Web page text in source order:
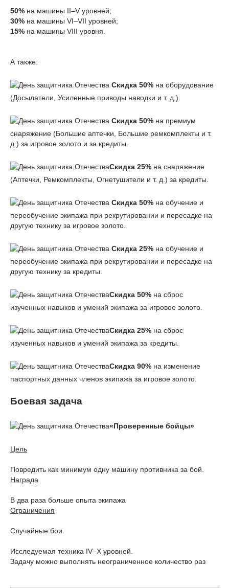
50% на машины II–V уровней;
30% на машины VI–VII уровней;
15% на машины VIII уровня.
А также:
Скидка 50% на оборудование
(Досылатели, Усиленные приводы наводки и т. д.).
Скидка 50% на премиум
снаряжение (Большие аптечки, Большие ремкомплекты и т.
д.) за игровое золото и за кредиты.
Скидка 25% на снаряжение
(Аптечки, Ремкомплекты, Огнетушители и т. д.) за кредиты.
Скидка 50% на обучение и
переобучение экипажа при рекрутировании и пересадке на
другую технику за игровое золото.
Скидка 25% на обучение и
переобучение экипажа при рекрутировании и пересадке на
другую технику за кредиты.
Скидка 50% на сброс
изученных навыков и умений экипажа за игровое золото.
Скидка 25% на сброс
изученных навыков и умений экипажа за кредиты.
Скидка 90% на изменение
паспортных данных членов экипажа за игровое золото.
Боевая задача
«Проверенные бойцы»
Цель
Повредить как минимум одну машину противника за бой.
Награда
В два раза больше опыта экипажа
Ограничения
Случайные бои.
Исследуемая техника IV–X уровней.
Задачу можно выполнять неограниченное количество раз